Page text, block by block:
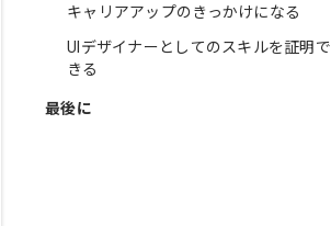
キャリアアップのきっかけになる
UIデザイナーとしてのスキルを証明で
きる
最後に